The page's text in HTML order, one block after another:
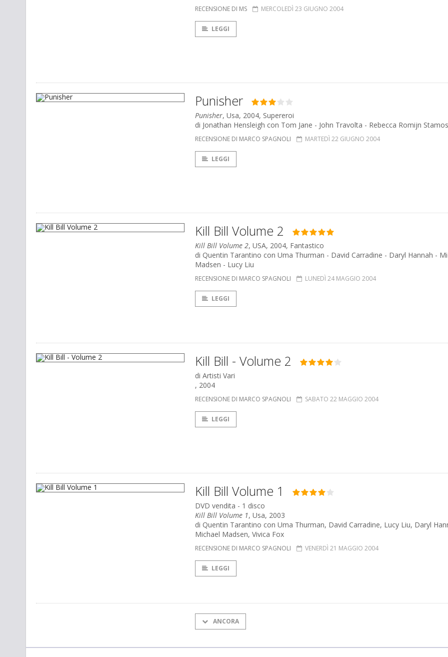
RECENSIONE DI MS MERCOLEDÌ 23 GIUGNO 2004
LEGGI
Punisher
Punisher, Usa, 2004, Supereroi
di Jonathan Hensleigh con Tom Jane - John Travolta - Rebecca Romijn Stamos
RECENSIONE DI MARCO SPAGNOLI MARTEDÌ 22 GIUGNO 2004
LEGGI
Kill Bill Volume 2
Kill Bill Volume 2, USA, 2004, Fantastico
di Quentin Tarantino con Uma Thurman - David Carradine - Daryl Hannah -
Madsen - Lucy Liu
RECENSIONE DI MARCO SPAGNOLI LUNEDÌ 24 MAGGIO 2004
LEGGI
Kill Bill - Volume 2
di Artisti Vari
, 2004
RECENSIONE DI MARCO SPAGNOLI SABATO 22 MAGGIO 2004
LEGGI
Kill Bill Volume 1
DVD vendita - 1 disco
Kill Bill Volume 1, Usa, 2003
di Quentin Tarantino con Uma Thurman, David Carradine, Lucy Liu, Daryl
Michael Madsen, Vivica Fox
RECENSIONE DI MARCO SPAGNOLI VENERDÌ 21 MAGGIO 2004
LEGGI
ANCORA